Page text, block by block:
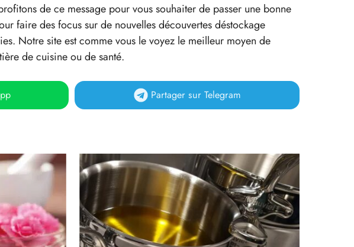
de ce message pour vous souhaiter de passer une bonne
faire des focus sur de nouvelles découvertes déstockage
Notre site est comme vous le voyez le meilleur moyen de
de cuisine ou de santé.
Partagersur Telegram